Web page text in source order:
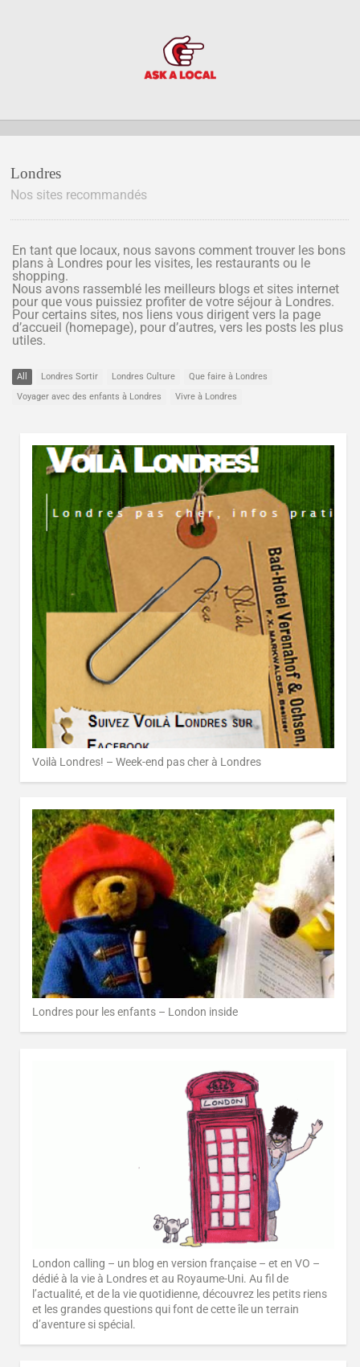
Londres
Nos sites recommandés
En tant que locaux, nous savons comment trouver les bons
plans à Londres pour les visites, les restaurants ou le
shopping.
Nous avons rassemblé les meilleurs blogs et sites internet
pour que vous puissiez profiter de votre séjour à Londres.
Pour certains sites, nos liens vous dirigent vers la page
d’accueil (homepage), pour d’autres, vers les posts les plus
utiles.
All Londres Sortir Londres Culture
Que faire à Londres
Voyager avec des enfants à Londres
Vivre à Londres
Voilà Londres! – Week-end pas cher à Londres
Londres pour les enfants – London inside
London calling – un blog en version française – et en VO –
dédié à la vie à Londres et au Royaume-Uni. Au fil de
l’actualité, et de la vie quotidienne, découvrez les petits riens
et les grandes questions qui font de cette île un terrain
d’aventure si spécial.